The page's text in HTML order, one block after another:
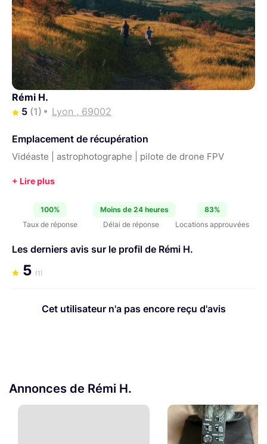
Rémi H.
5 (1) Lyon , 69002
Emplacement de récupération
Vidéaste | astrophotographe | pilote de drone FPV
100%
Taux de réponse
Moins de 24 heures
Délai de réponse
83%
Locations approuvées
Les derniers avis sur le profil de Rémi H.
5 (1)
Cet utilisateur n'a pas encore reçu d'avis
Annonces de Rémi H.